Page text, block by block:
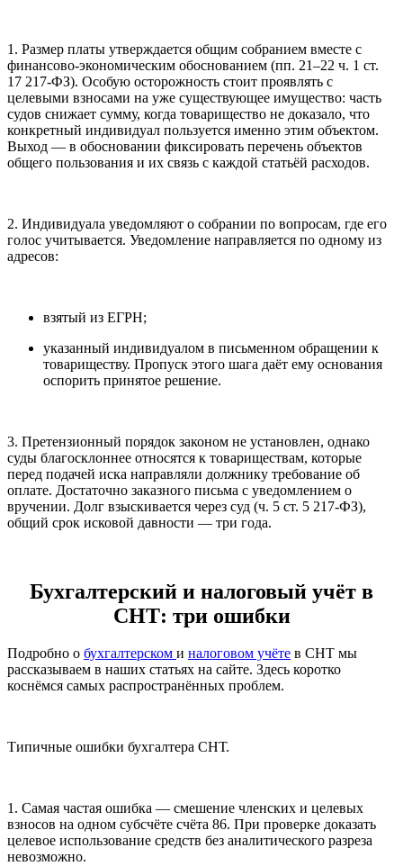
1. Размер платы утверждается общим собранием вместе с
финансово-экономическим обоснованием (пп. 21–22 ч. 1 ст.
17 217-ФЗ). Особую осторожность стоит проявлять с
целевыми взносами на уже существующее имущество: часть
судов снижает сумму, когда товарищество не доказало, что
конкретный индивидуал пользуется именно этим объектом.
Выход — в обосновании фиксировать перечень объектов
общего пользования и их связь с каждой статьёй расходов.
2. Индивидуала уведомляют о собрании по вопросам, где его
голос учитывается. Уведомление направляется по одному из
адресов:
взятый из ЕГРН;
указанный индивидуалом в письменном обращении к
товариществу. Пропуск этого шага даёт ему основания
оспорить принятое решение.
3. Претензионный порядок законом не установлен, однако
суды благосклоннее относятся к товариществам, которые
перед подачей иска направляли должнику требование об
оплате. Достаточно заказного письма с уведомлением о
вручении. Долг взыскивается через суд (ч. 5 ст. 5 217-ФЗ),
общий срок исковой давности — три года.
Бухгалтерский и налоговый учёт в
СНТ: три ошибки
Подробно о бухгалтерском и налоговом учёте в СНТ мы
рассказываем в наших статьях на сайте. Здесь коротко
коснёмся самых распространённых проблем.
Типичные ошибки бухгалтера СНТ.
1. Самая частая ошибка — смешение членских и целевых
взносов на одном субсчёте счёта 86. При проверке доказать
целевое использование средств без аналитического разреза
невозможно.